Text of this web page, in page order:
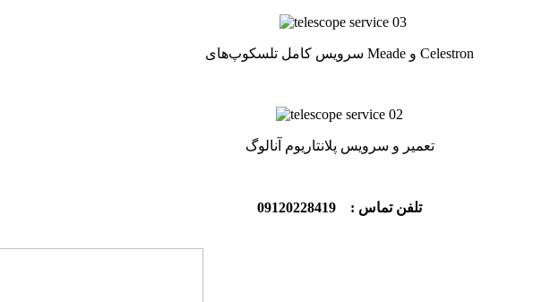
سرویس کامل تلسکوپ‌های Meade و Celestron
تعمیر و سرویس پلانتاریوم آنالوگ
تلفن تماس : 09120228419